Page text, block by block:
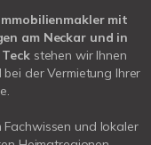
mit
am Neckar und in
stehen wir Ihnen
bei der Vermietung Ihrer
Fachwissen und lokaler